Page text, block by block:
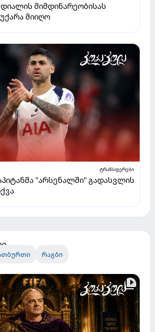
მიმდინარეობისას
მიიღო
ტრანსფერები
"არსენალში" გადასვლის
ᲠᲐᲒᲑᲘ